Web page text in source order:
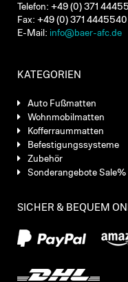
Telefon: +49 (0) 371
Fax: +49 (0) 371 4445540
E-Mail: info@baer-afc.de
KATEGORIEN
Auto Fußmatten
Wohnmobilmatten
Kofferraummatten
Befestigungssysteme
Zubehör
Sonderangebote Sale%
SICHER & BEQUEM